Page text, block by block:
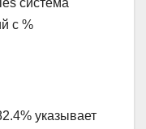
с %
указывает